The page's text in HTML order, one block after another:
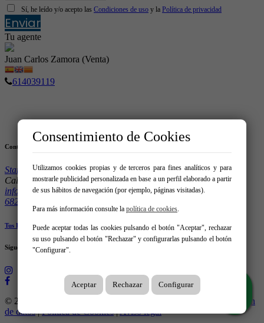
Sí, he leído y/o acepto las Condiciones de uso y la Política de privacidad
Enviar
Tu agente
Juan Carlos Zamora (Venta)
614039119
Contacto
Star Homes Immobiliària
Calle Pau Casals 4, Local 08320 – El Masnou
info@starhomes.es
682613494
Tus Favoritos
Síguenos en:
© 2026 Star Homes Immobiliària |
Protección
de datos|Política de Cookies|Aviso legal
Consentimiento de Cookies
Utilizamos cookies propias y de terceros para fines analíticos y para
mostrarle publicidad personalizada en base a un perfil elaborado a partir
de sus hábitos de navegación (por ejemplo, páginas visitadas).
Para más información consulte la política de cookies.
Puede aceptar todas las cookies pulsando el botón "Aceptar", rechazar
su uso pulsando el botón "Rechazar" y configurarlas pulsando el botón
"Configurar".
Aceptar Rechazar Configurar